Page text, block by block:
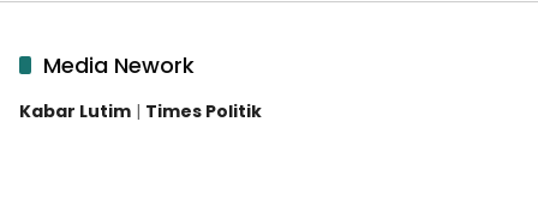
Media Nework
Kabar Lutim | Times Politik